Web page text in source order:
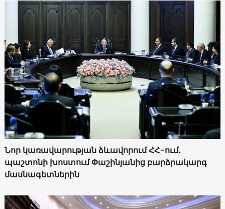
Նոր կառավարության ձևավորում ՀՀ-ում․
պաշտոնի խոստում Փաշինյանից բարձրակարգ
մասնագետներին